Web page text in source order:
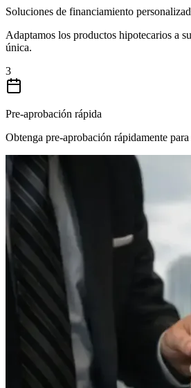
Soluciones de financiamiento
Adaptamos los productos hipotecarios a
única.
3
Pre-aprobación rápida
Obtenga pre-aprobación rápidamente